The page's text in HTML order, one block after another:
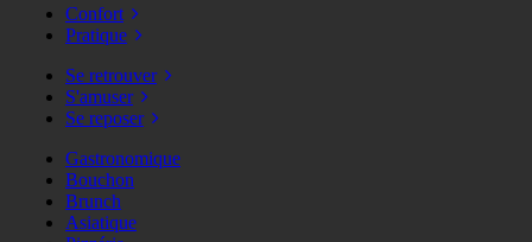
Confort
Pratique
Se retrouver
S'amuser
Se reposer
Gastronomique
Bouchon
Brunch
Asiatique